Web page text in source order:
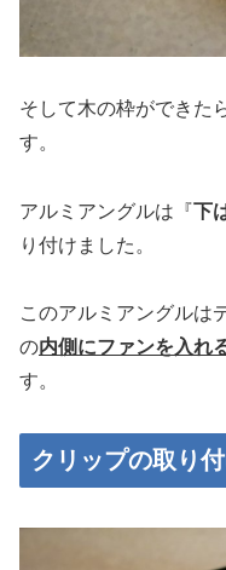
そして木の枠ができた
す。
アルミアングルは『下
り付けました。
このアルミアングルは
の内側にファンを入れ
す。
クリップの取り